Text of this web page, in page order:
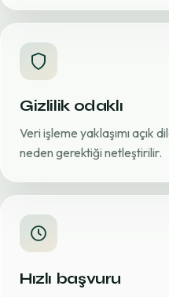
Gizlilik odaklı
Veri işleme yaklaşımı açık
neden gerektiği netleştirilir.
Hızlı başvuru